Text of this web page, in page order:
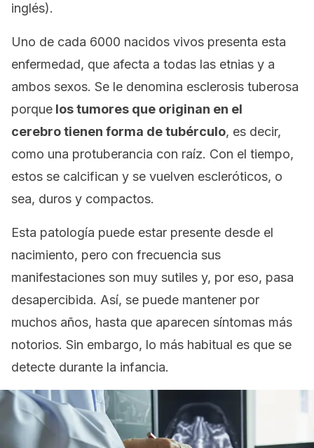
inglés).
Uno de cada 6000 nacidos vivos presenta esta
enfermedad, que afecta a todas las etnias y a
ambos sexos. Se le denomina esclerosis tuberosa
porque los tumores que originan en el
cerebrotienen forma de tubérculo, es decir,
como una protuberancia con raíz. Con el tiempo,
estos se calcifican y se vuelven escleróticos, o
sea, duros y compactos.
Esta patología puede estar presente desde el
nacimiento, pero con frecuencia sus
manifestaciones son muy sutiles y, por eso, pasa
desapercibida. Así, se puede mantener por
muchos años, hasta que aparecen síntomas más
notorios. Sin embargo, lo más habitual es que se
detecte durante la infancia.